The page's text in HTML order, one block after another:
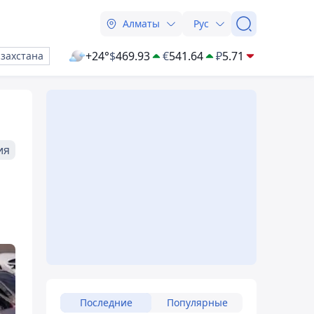
Алматы Рус
+24°$469.93 €541.64 ₽5.71
Последние Популярные